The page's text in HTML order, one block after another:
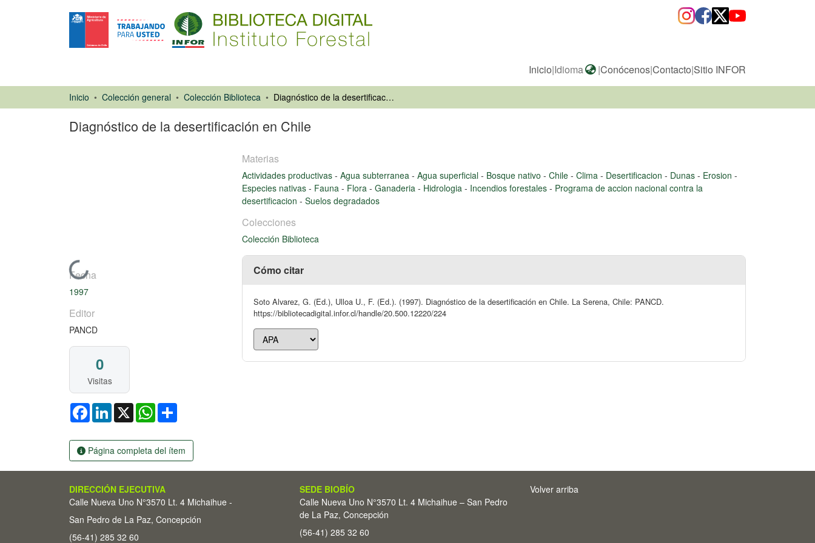
Inicio|Idioma |Conócenos|Contacto|Sitio INFOR
Inicio Colección general Colección Biblioteca Diagnóstico de la desertificación en Chile
Diagnóstico de la desertificación en Chile
Cargando...
Fecha
1997
Editor
PANCD
0
Visitas
FacebookLinkedIn
X WhatsApp
Página completa del ítem
Materias
Actividades productivas - Agua subterranea - Agua superficial - Bosque nativo - Chile - Clima - Desertificacion - Dunas - Erosion -
Especies nativas - Fauna - Flora - Ganaderia - Hidrologia - Incendios forestales - Programa de accion nacional contra la
desertificacion - Suelos degradados
Colecciones
Colección Biblioteca
Cómo citar
Soto Alvarez, G. (Ed.), Ulloa U., F. (Ed.). (1997). Diagnóstico de la desertificación en Chile. La Serena, Chile: PANCD.
https://bibliotecadigital.infor.cl/handle/20.500.12220/224
DIRECCIÓN EJECUTIVA
Calle Nueva Uno N°3570 Lt. 4 Michaihue -
San Pedro de La Paz, Concepción
(56-41) 285 32 60
SEDE BIOBÍO
Calle Nueva Uno N°3570 Lt. 4 Michaihue – San Pedro
de La Paz, Concepción
(56-41) 285 32 60
Volver arriba